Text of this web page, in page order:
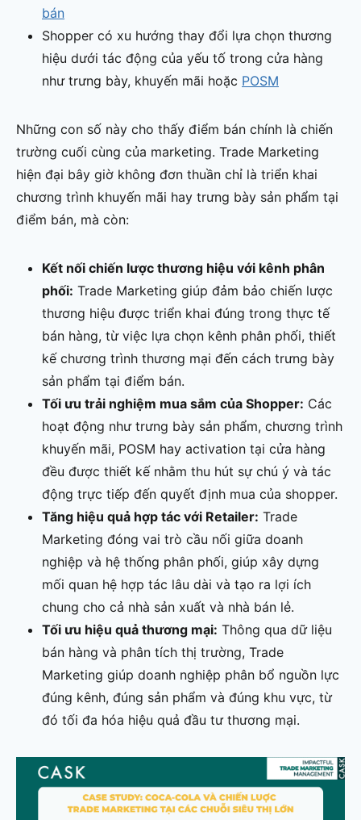
bán
Shopper có xu hướng thay đổi lựa chọn thương
hiệu dưới tác động của yếu tố trong cửa hàng
như trưng bày, khuyến mãi hoặc POSM
Những con số này cho thấy điểm bán chính là chiến
trường cuối cùng của marketing. Trade Marketing
hiện đại bây giờ không đơn thuần chỉ là triển khai
chương trình khuyến mãi hay trưng bày sản phẩm tại
điểm bán, mà còn:
Kết nối chiến lược thương hiệu với kênh phân
phối: Trade Marketing giúp đảm bảo chiến lược
thương hiệu được triển khai đúng trong thực tế
bán hàng, từ việc lựa chọn kênh phân phối, thiết
kế chương trình thương mại đến cách trưng bày
sản phẩm tại điểm bán.
Tối ưu trải nghiệm mua sắm của Shopper: Các
hoạt động như trưng bày sản phẩm, chương trình
khuyến mãi, POSM hay activation tại cửa hàng
đều được thiết kế nhằm thu hút sự chú ý và tác
động trực tiếp đến quyết định mua của shopper.
Tăng hiệu quả hợp tác với Retailer: Trade
Marketing đóng vai trò cầu nối giữa doanh
nghiệp và hệ thống phân phối, giúp xây dựng
mối quan hệ hợp tác lâu dài và tạo ra lợi ích
chung cho cả nhà sản xuất và nhà bán lẻ.
Tối ưu hiệu quả thương mại: Thông qua dữ liệu
bán hàng và phân tích thị trường, Trade
Marketing giúp doanh nghiệp phân bổ nguồn lực
đúng kênh, đúng sản phẩm và đúng khu vực, từ
đó tối đa hóa hiệu quả đầu tư thương mại.